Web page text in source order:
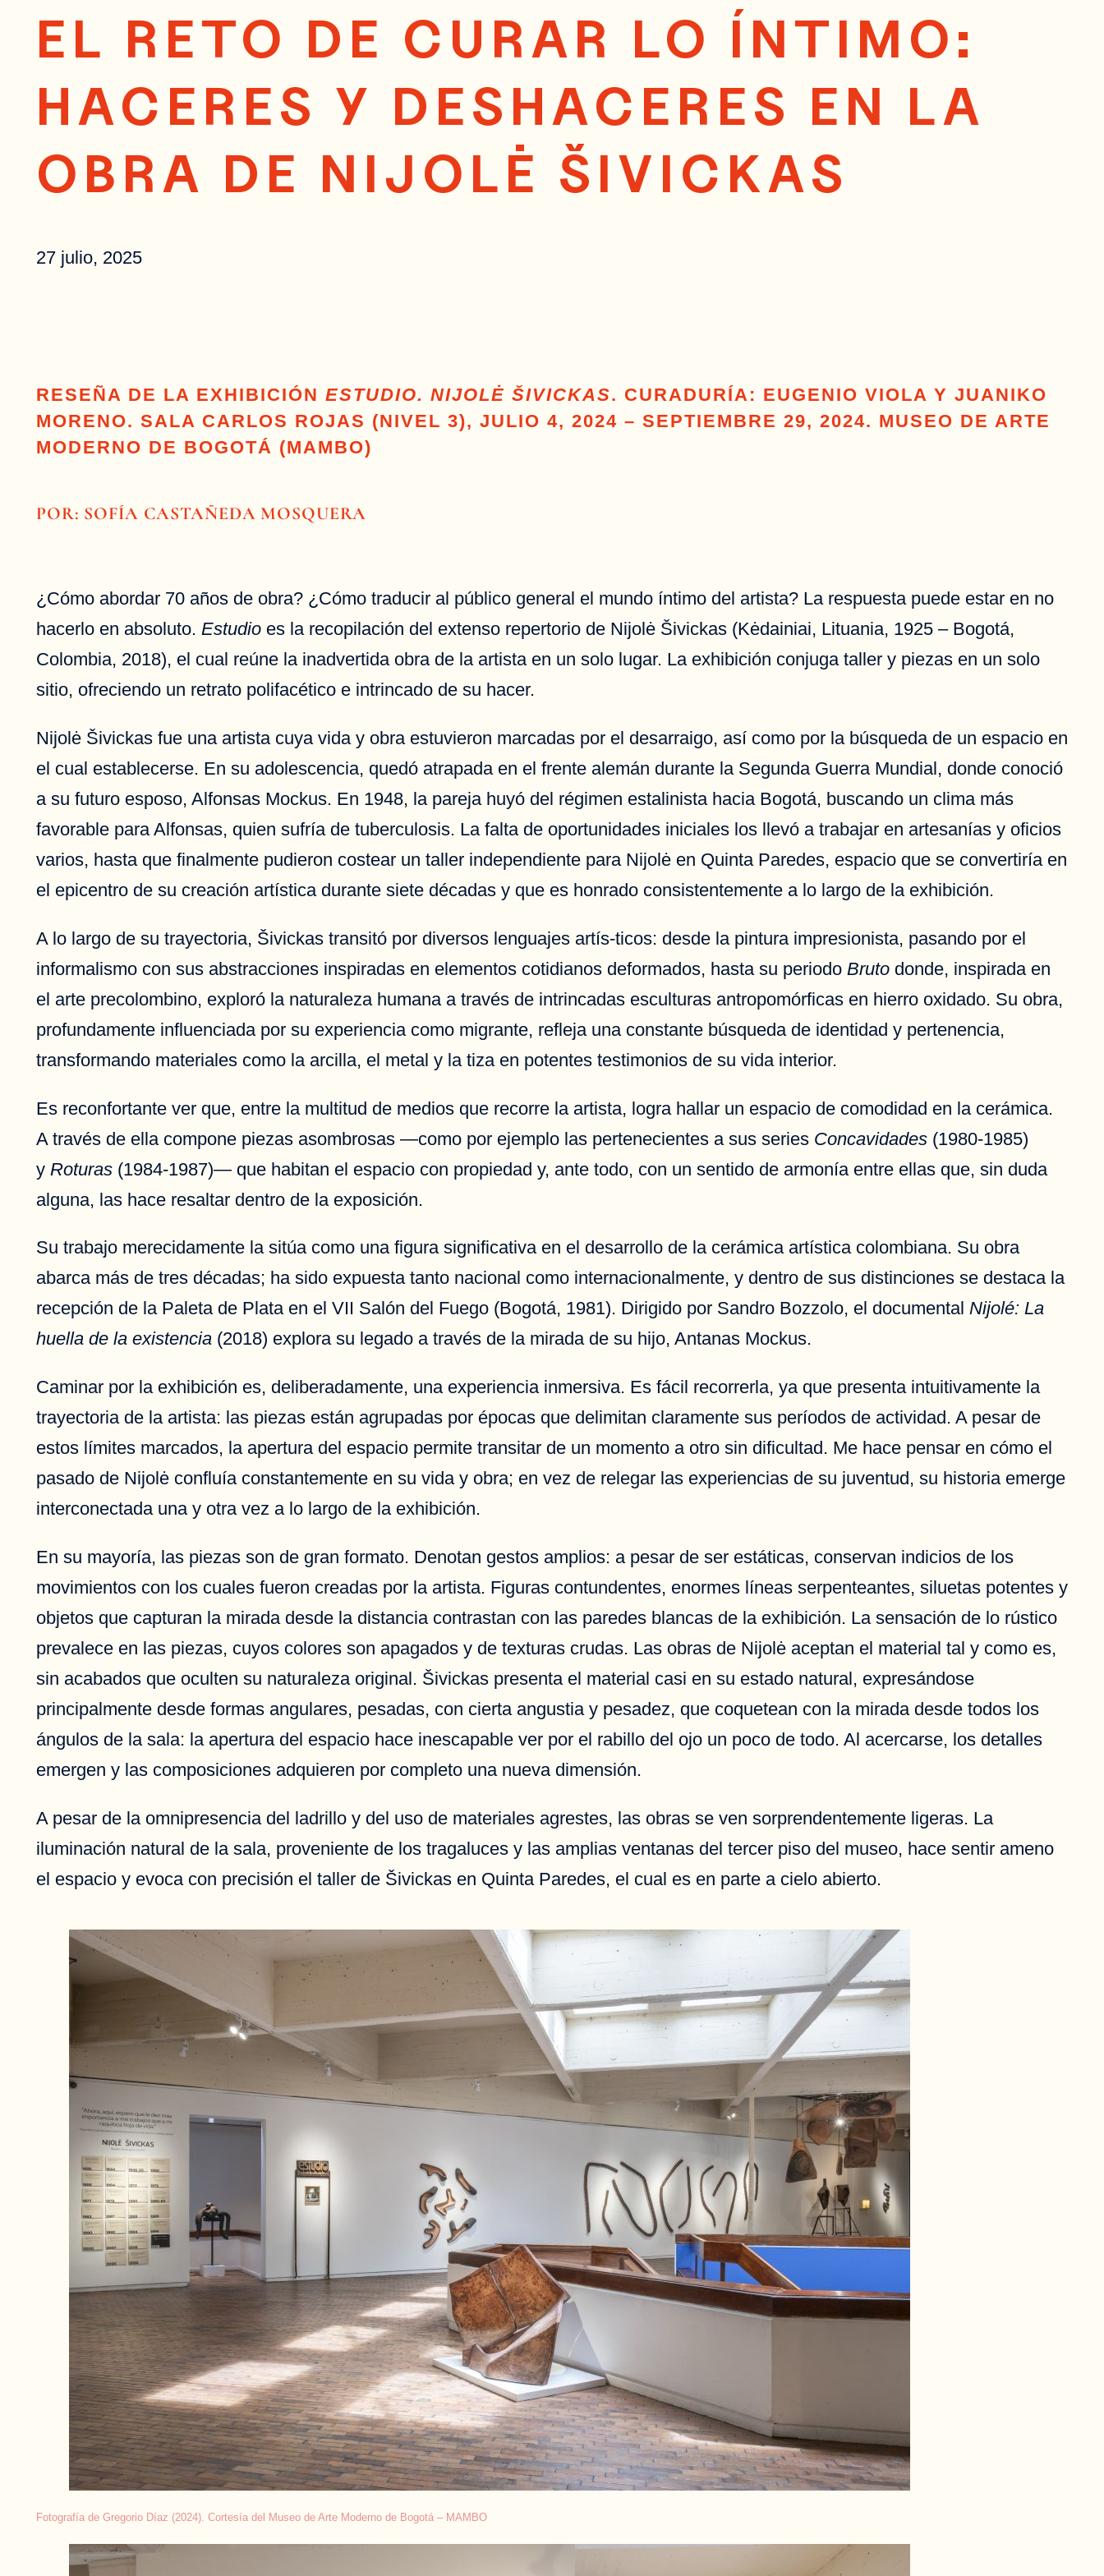
EL RETO DE CURAR LO ÍNTIMO:
HACERES Y DESHACERES EN LA
OBRA DE NIJOLĖ ŠIVICKAS
27 julio, 2025
RESEÑA DE LA EXHIBICIÓN ESTUDIO. NIJOLĖ ŠIVICKAS. CURADURÍA: EUGENIO VIOLA Y JUANIKO
MORENO. SALA CARLOS ROJAS (NIVEL 3), JULIO 4, 2024 – SEPTIEMBRE 29, 2024. MUSEO DE ARTE
MODERNO DE BOGOTÁ (MAMBO)
POR: SOFÍA CASTAÑEDA MOSQUERA
¿Cómo abordar 70 años de obra? ¿Cómo traducir al público general el mundo íntimo del artista? La respuesta puede estar en no
hacerlo en absoluto. Estudio es la recopilación del extenso repertorio de Nijolė Šivickas (Kėdainiai, Lituania, 1925 – Bogotá,
Colombia, 2018), el cual reúne la inadvertida obra de la artista en un solo lugar. La exhibición conjuga taller y piezas en un solo
sitio, ofreciendo un retrato polifacético e intrincado de su hacer.
Nijolė Šivickas fue una artista cuya vida y obra estuvieron marcadas por el desarraigo, así como por la búsqueda de un espacio en
el cual establecerse. En su adolescencia, quedó atrapada en el frente alemán durante la Segunda Guerra Mundial, donde conoció
a su futuro esposo, Alfonsas Mockus. En 1948, la pareja huyó del régimen estalinista hacia Bogotá, buscando un clima más
favorable para Alfonsas, quien sufría de tuberculosis. La falta de oportunidades iniciales los llevó a trabajar en artesanías y oficios
varios, hasta que finalmente pudieron costear un taller independiente para Nijolė en Quinta Paredes, espacio que se convertiría en
el epicentro de su creación artística durante siete décadas y que es honrado consistentemente a lo largo de la exhibición.
A lo largo de su trayectoria, Šivickas transitó por diversos lenguajes artís-ticos: desde la pintura impresionista, pasando por el
informalismo con sus abstracciones inspiradas en elementos cotidianos deformados, hasta su periodo Bruto donde, inspirada en
el arte precolombino, exploró la naturaleza humana a través de intrincadas esculturas antropomórficas en hierro oxidado. Su obra,
profundamente influenciada por su experiencia como migrante, refleja una constante búsqueda de identidad y pertenencia,
transformando materiales como la arcilla, el metal y la tiza en potentes testimonios de su vida interior.
Es reconfortante ver que, entre la multitud de medios que recorre la artista, logra hallar un espacio de comodidad en la cerámica.
A través de ella compone piezas asombrosas —como por ejemplo las pertenecientes a sus series Concavidades (1980-1985)
y Roturas (1984-1987)— que habitan el espacio con propiedad y, ante todo, con un sentido de armonía entre ellas que, sin duda
alguna, las hace resaltar dentro de la exposición.
Su trabajo merecidamente la sitúa como una figura significativa en el desarrollo de la cerámica artística colombiana. Su obra
abarca más de tres décadas; ha sido expuesta tanto nacional como internacionalmente, y dentro de sus distinciones se destaca la
recepción de la Paleta de Plata en el VII Salón del Fuego (Bogotá, 1981). Dirigido por Sandro Bozzolo, el documental Nijolé: La
huella de la existencia (2018) explora su legado a través de la mirada de su hijo, Antanas Mockus.
Caminar por la exhibición es, deliberadamente, una experiencia inmersiva. Es fácil recorrerla, ya que presenta intuitivamente la
trayectoria de la artista: las piezas están agrupadas por épocas que delimitan claramente sus períodos de actividad. A pesar de
estos límites marcados, la apertura del espacio permite transitar de un momento a otro sin dificultad. Me hace pensar en cómo el
pasado de Nijolė confluía constantemente en su vida y obra; en vez de relegar las experiencias de su juventud, su historia emerge
interconectada una y otra vez a lo largo de la exhibición.
En su mayoría, las piezas son de gran formato. Denotan gestos amplios: a pesar de ser estáticas, conservan indicios de los
movimientos con los cuales fueron creadas por la artista. Figuras contundentes, enormes líneas serpenteantes, siluetas potentes y
objetos que capturan la mirada desde la distancia contrastan con las paredes blancas de la exhibición. La sensación de lo rústico
prevalece en las piezas, cuyos colores son apagados y de texturas crudas. Las obras de Nijolė aceptan el material tal y como es,
sin acabados que oculten su naturaleza original. Šivickas presenta el material casi en su estado natural, expresándose
principalmente desde formas angulares, pesadas, con cierta angustia y pesadez, que coquetean con la mirada desde todos los
ángulos de la sala: la apertura del espacio hace inescapable ver por el rabillo del ojo un poco de todo. Al acercarse, los detalles
emergen y las composiciones adquieren por completo una nueva dimensión.
A pesar de la omnipresencia del ladrillo y del uso de materiales agrestes, las obras se ven sorprendentemente ligeras. La
iluminación natural de la sala, proveniente de los tragaluces y las amplias ventanas del tercer piso del museo, hace sentir ameno
el espacio y evoca con precisión el taller de Šivickas en Quinta Paredes, el cual es en parte a cielo abierto.
Fotografía de Gregorio Díaz (2024). Cortesía del Museo de Arte Moderno de Bogotá – MAMBO